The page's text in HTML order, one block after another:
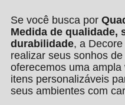
Se você busca por
Medida de qualidade,
durabilidade, a
realizar seus sonhos
oferecemos uma
itens personalizáveis
seus ambientes com